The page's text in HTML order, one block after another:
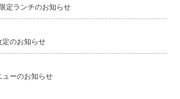
定ランチのお知らせ
定のお知らせ
ーのお知らせ